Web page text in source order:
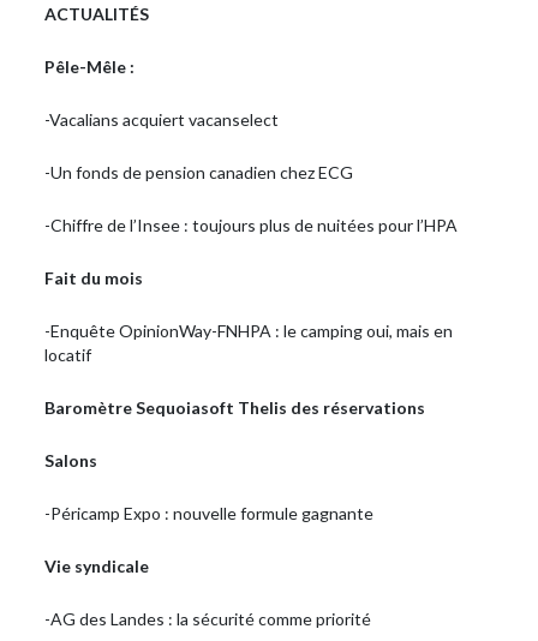
ACTUALITÉS
Pêle-Mêle :
-Vacalians acquiert vacanselect
-Un fonds de pension canadien chez ECG
-Chiffre de l’Insee : toujours plus de nuitées pour l’HPA
Fait du mois
-Enquête OpinionWay-FNHPA : le camping oui, mais en
locatif
Baromètre Sequoiasoft Thelis des réservations
Salons
-Péricamp Expo : nouvelle formule gagnante
Vie syndicale
-AG des Landes : la sécurité comme priorité